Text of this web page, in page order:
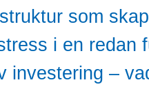
som
i en redan
investering –